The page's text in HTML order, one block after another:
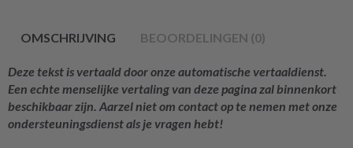
OMSCHRIJVING BEOORDELINGEN (0)
Deze tekst is vertaald door onze automatische vertaaldienst.
Een echte menselijke vertaling van deze pagina zal binnenkort
beschikbaar zijn. Aarzel niet om contact op te nemen met onze
ondersteuningsdienst als je vragen hebt!